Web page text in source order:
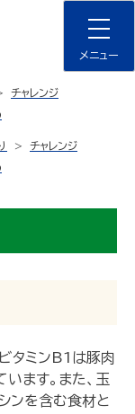
メニュー
チャレンジ
チャレンジ
タミンB1は豚肉
ます。また、玉
ンを含む食材と